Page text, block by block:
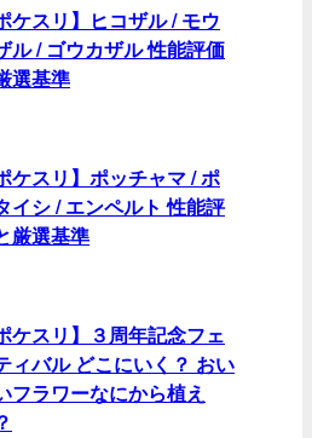
ケスリ】ヒコザル / モウ
ル / ゴウカザル 性能評価
選基準
ケスリ】ポッチャマ / ポ
イシ / エンペルト 性能評
厳選基準
ケスリ】３周年記念フェ
ィバル どこにいく？ おい
フラワーなにから植え